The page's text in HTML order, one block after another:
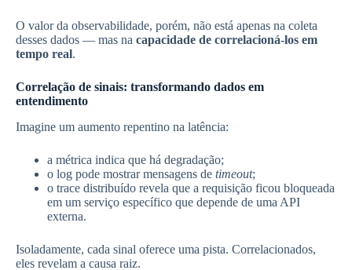
O valor da observabilidade, porém, não está apenas na coleta
desses dados — mas na capacidade de correlacioná-los em
tempo real.
Correlação de sinais: transformando dados em
entendimento
Imagine um aumento repentino na latência:
a métrica indica que há degradação;
o log pode mostrar mensagens de timeout;
o trace distribuído revela que a requisição ficou bloqueada
em um serviço específico que depende de uma API
externa.
Isoladamente, cada sinal oferece uma pista. Correlacionados,
eles revelam a causa raiz.